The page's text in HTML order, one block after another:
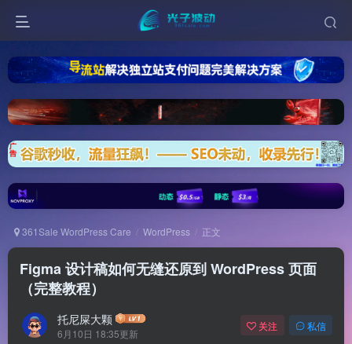
361Sale WordPress Care WordPress 正文
Figma 设计稿如何无缝还原到 WordPress 页面
（完整教程）
托尼屎大颗
6月10日 18:35更新
关注 私信